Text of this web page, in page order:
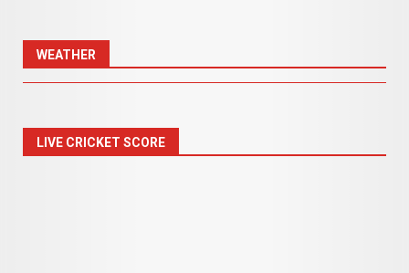
WEATHER
LIVE CRICKET SCORE